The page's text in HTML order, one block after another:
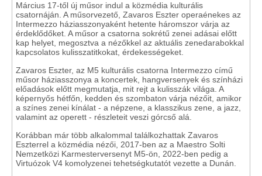
Március 17-től új műsor indul a közmédia kulturális
csatornáján. A műsorvezető, Zavaros Eszter operaénekes az
Intermezzo háziasszonyaként hetente háromszor várja az
érdeklődőket. A műsor a csatorna sokrétű zenei adásai előtt
kap helyet, megosztva a nézőkkel az aktuális zenedarabokkal
kapcsolatos kulisszatitkokat, érdekességeket.
Zavaros Eszter, az M5 kulturális csatorna Intermezzo című
műsor háziasszonya a koncertek, hangversenyek és színházi
előadások előtt megmutatja, mit rejt a kulisszák világa. A
képernyős hétfőn, kedden és szombaton várja nézőit, amikor
a színes zenei kínálat - a népzene, a klasszikus zene, a jazz,
valamint az operett - részleteit veszi górcső alá.
Korábban már több alkalommal találkozhattak Zavaros
Eszterrel a közmédia nézői, 2017-ben az a Maestro Solti
Nemzetközi Karmesterversenyt M5-ön, 2022-ben pedig a
Virtuózok V4 komolyzenei tehetségkutatót vezette a Dunán.